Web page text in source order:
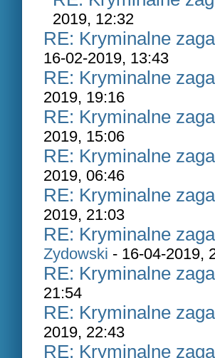
2019, 12:32
RE: Kryminalne
16-02-2019, 13:43
RE: Kryminalne
2019, 19:16
RE: Kryminalne
2019, 15:06
RE: Kryminalne
2019, 06:46
RE: Kryminalne
2019, 21:03
RE: Kryminalne
Zydowski - 16-04-2019,
RE: Kryminalne
21:54
RE: Kryminalne
2019, 22:43
RE: Kryminalne